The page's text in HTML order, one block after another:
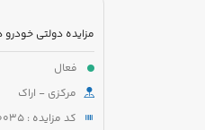
فعال
مرکزی - اراک
کد مزایده : 5221007478000035